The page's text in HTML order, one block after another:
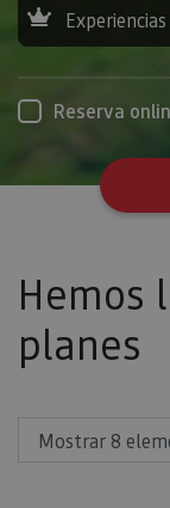
Reserva
Hemos
planes